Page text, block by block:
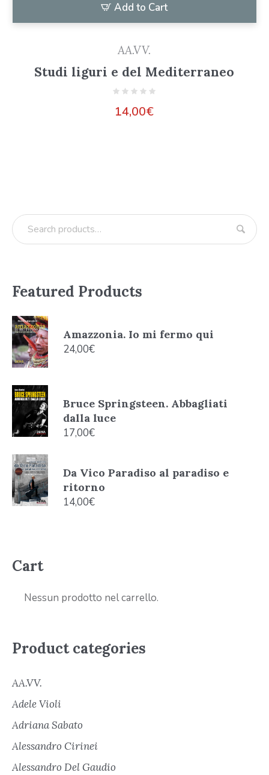
Add to Cart
AA.VV.
Studi liguri e del Mediterraneo
14,00€
Featured Products
Amazzonia. Io mi fermo qui
24,00€
Bruce Springsteen. Abbagliati
dalla luce
17,00€
Da Vico Paradiso al paradiso e
ritorno
14,00€
Cart
Nessun prodotto nel carrello.
Product categories
AA.VV.
Adele Violi
Adriana Sabato
Alessandro Cirinei
Alessandro Del Gaudio